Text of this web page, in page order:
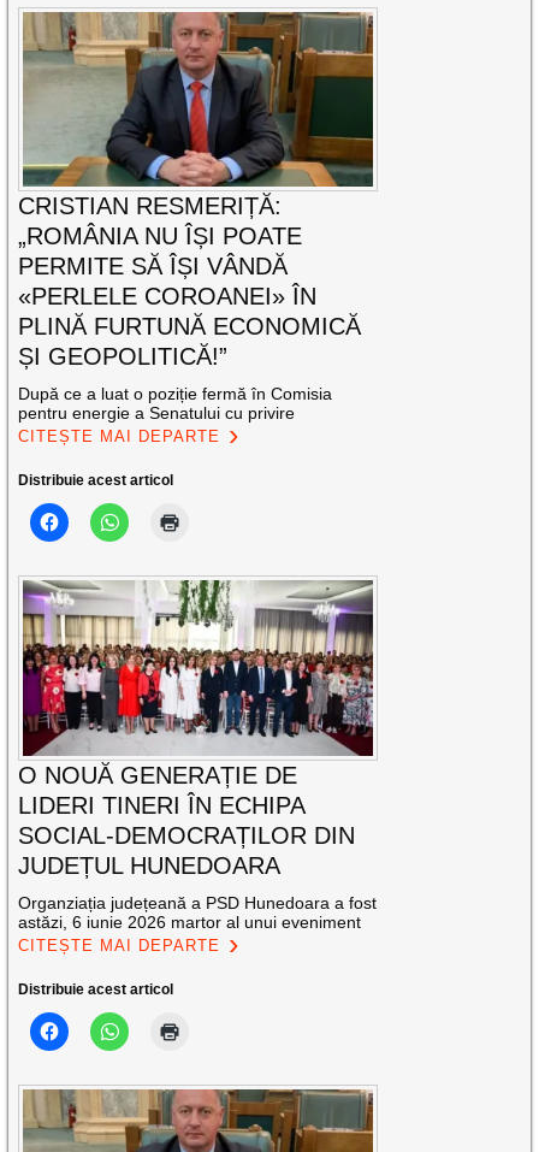
CRISTIAN RESMERIȚĂ:
„ROMÂNIA NU ÎȘI POATE
PERMITE SĂ ÎȘI VÂNDĂ
«PERLELE COROANEI» ÎN
PLINĂ FURTUNĂ ECONOMICĂ
ȘI GEOPOLITICĂ!”
După ce a luat o poziție fermă în Comisia
pentru energie a Senatului cu privire
CITEȘTE MAI DEPARTE
Distribuie acest articol
O NOUĂ GENERAȚIE DE
LIDERI TINERI ÎN ECHIPA
SOCIAL-DEMOCRAȚILOR DIN
JUDEȚUL HUNEDOARA
Organziația județeană a PSD Hunedoara a fost
astăzi, 6 iunie 2026 martor al unui eveniment
CITEȘTE MAI DEPARTE
Distribuie acest articol